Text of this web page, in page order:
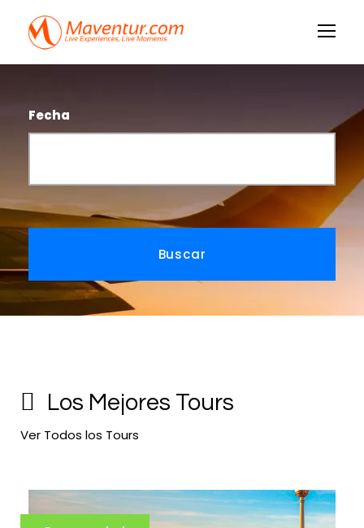
Fecha
Los Mejores Tours
Ver Todos los Tours